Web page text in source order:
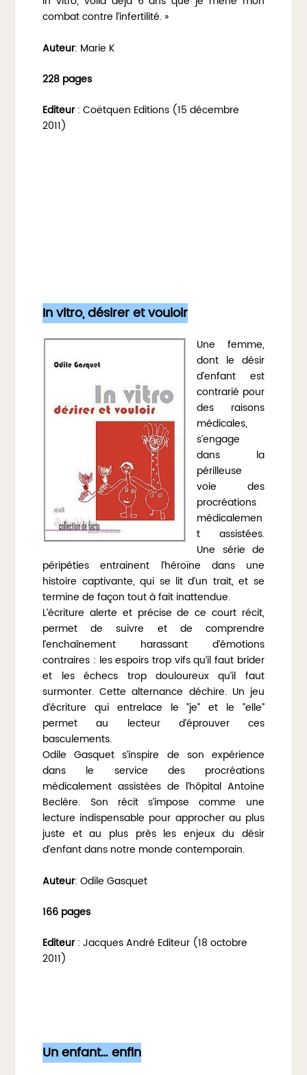
combat contre l’infertilité. »
Auteur: Marie K
228 pages
Editeur: Coëtquen Editions (15 décembre
2011)
In vitro, désirer et vouloir
Une femme,
dont le désir
d’enfant est
contrarié pour
des raisons
médicales,
s’engage
dans la
périlleuse
voie des
procréations
médicalemen
t assistées.
Une série de
péripéties entrainent l’héroïne dans une
histoire captivante, qui se lit d’un trait, et se
termine de façon tout à fait inattendue.
L’écriture alerte et précise de ce court récit,
permet de suivre et de comprendre
l’enchaînement harassant d’émotions
contraires : les espoirs trop vifs qu’il faut brider
et les échecs trop douloureux qu’il faut
surmonter. Cette alternance déchire. Un jeu
d’écriture qui entrelace le ”je” et le ”elle”
permet au lecteur d’éprouver ces
basculements.
Odile Gasquet s’inspire de son expérience
dans le service des procréations
médicalement assistées de l’hôpital Antoine
Beclère. Son récit s’impose comme une
lecture indispensable pour approcher au plus
juste et au plus près les enjeux du désir
d’enfant dans notre monde contemporain.
Auteur: Odile Gasquet
166 pages
Editeur: Jacques André Editeur (18 octobre
2011)
Un enfant… enfin